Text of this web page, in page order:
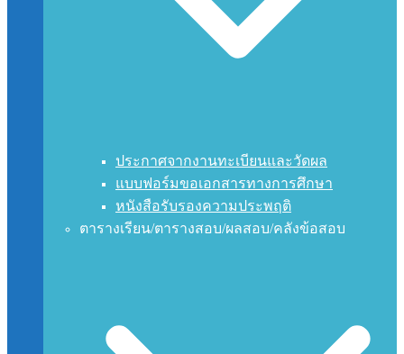
ประกาศจากงานทะเบียนและวัดผล
แบบฟอร์มขอเอกสารทางการศึกษา
หนังสือรับรองความประพฤติ
ตารางเรียน/ตารางสอบ/ผลสอบ/คลังข้อสอบ